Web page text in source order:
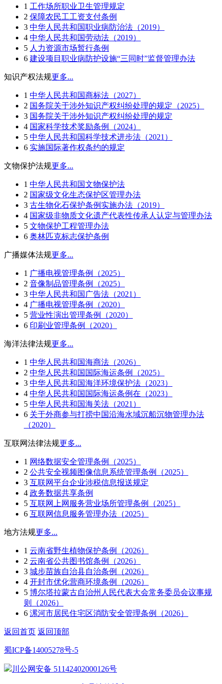
1 工作场所职业卫生管理规定
2 保障农民工工资支付条例
3 中华人民共和国职业病防治法（2019）
4 中华人民共和国劳动法（2019）
5 人力资源市场暂行条例
6 建设项目职业病防护设施“三同时”监督管理办法
知识产权法规更多...
1 中华人民共和国商标法（2027）
2 国务院关于涉外知识产权纠纷处理的规定（2025）
3 国务院关于涉外知识产权纠纷处理的规定
4 国家科学技术奖励条例（2024）
5 中华人民共和国科学技术进步法（2021）
6 实施国际著作权条约的规定
文物保护法规更多...
1 中华人民共和国文物保护法
2 国家级文化生态保护区管理办法
3 古生物化石保护条例实施办法（2019）
4 国家级非物质文化遗产代表性传承人认定与管理办法
5 文物保护工程管理办法
6 奥林匹克标志保护条例
广播媒体法规更多...
1 广播电视管理条例（2025）
2 音像制品管理条例（2025）
3 中华人民共和国广告法（2021）
4 广播电视管理条例（2020）
5 营业性演出管理条例（2020）
6 印刷业管理条例（2020）
海洋法律法规更多...
1 中华人民共和国海商法（2026）
2 中华人民共和国国际海运条例（2025）
3 中华人民共和国海洋环境保护法（2023）
4 中华人民共和国国际海运条例在（2023）
5 中华人民共和国海关法（2021）
6 关于外商参与打捞中国沿海水域沉船沉物管理办法
（2020）
互联网法律法规更多...
1 网络数据安全管理条例（2025）
2 公共安全视频图像信息系统管理条例（2025）
3 互联网平台企业涉税信息报送规定
4 政务数据共享条例
5 互联网上网服务营业场所管理条例（2025）
6 互联网信息服务管理办法（2025）
地方法规更多...
1 云南省野生植物保护条例（2026）
2 云南省公共图书馆条例（2026）
3 城步苗族自治县自治条例（2026）
4 开封市优化营商环境条例（2026）
5 博尔塔拉蒙古自治州人民代表大会常务委员会议事规
则（2026）
6 漯河市居民住宅区消防安全管理条例（2026）
返回首页 返回顶部
蜀ICP备14005278号-5
川公网安备 51142402000126号